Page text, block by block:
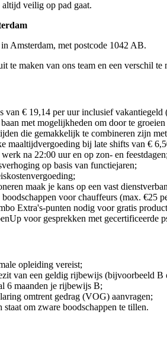
veilig op pad gaat.
Amsterdam, met postcode 1042 AB.
te maken van ons team en een verschil
van € 19,14 per uur inclusief vakantiegeld
met mogelijkheden om door te
die gemakkelijk te combineren zijn
maaltijdvergoeding bij late shifts van €
na 22:00 uur en op zon- en feestdagen;
op basis van functiejaren;
maak je kans op een vast
voor chauffeurs (max. €25
Extra's-punten nodig voor gratis
voor gesprekken met gecertificeerde
opleiding vereist;
van een geldig rijbewijs (bijvoorbeeld
6 maanden je rijbewijs B;
omtrent gedrag (VOG) aanvragen;
staat om zware boodschappen te tillen.